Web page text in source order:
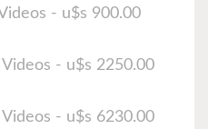
- u$s 900.00
- u$s 2250.00
- u$s 6230.00